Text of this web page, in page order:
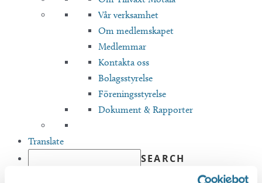
Vår verksamhet
Om medlemskapet
Medlemmar
Kontakta oss
Bolagsstyrelse
Föreningsstyrelse
Dokument & Rapporter
Translate